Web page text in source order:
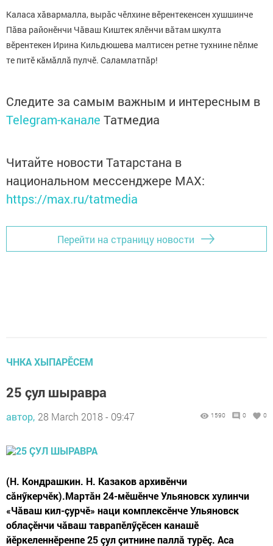
Каласа хăвармалла, вырăс чӗлхине вӗрентекенсен хушшинче
Пăва районӗнчи Чăваш Киштек ялӗнчи вăтам шкулта
вӗрентекен Ирина Кильдюшева малтисен ретне тухнине пӗлме
те питӗ кăмăллă пулчӗ. Саламлатпăр!
Следите за самым важным и интересным в
Telegram-канале Татмедиа
Читайте новости Татарстана в
национальном мессенджере MАХ:
https://max.ru/tatmedia
Перейти на страницу новости
ЧНКА ХЫПАРӖСЕМ
25 çул шыравра
автор, 28 March 2018 - 09:47 1590 0 0
(Н. Кондрашкин. Н. Казаков архивӗнчи
сăнӳкерчӗк).Мартăн 24-мӗшӗнче Ульяновск хулинчи
«Чăваш кил-çурчӗ» наци комплексӗнче Ульяновск
облаçӗнчи чăваш таврапӗлӳçӗсен канашӗ
йӗркеленнӗренпе 25 çул çитнине паллă турӗç. Аса